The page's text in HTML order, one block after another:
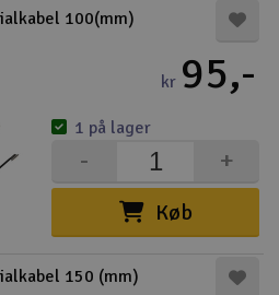
100(mm)
kr 95,-
Køb
+
-
1 på lager
150 (mm)